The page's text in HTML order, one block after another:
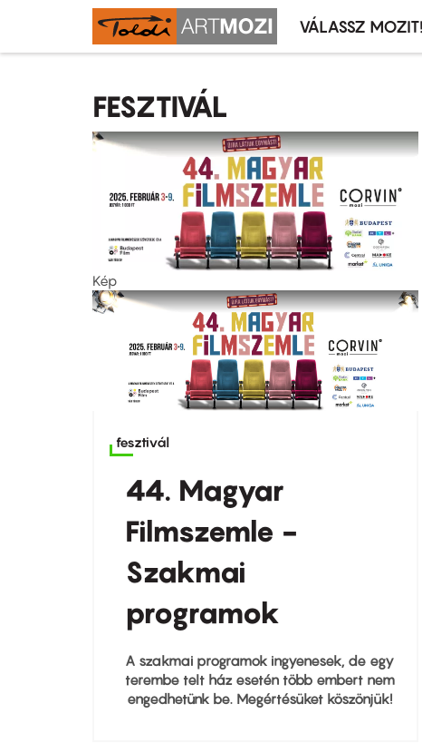
VÁLASSZ MOZIT!
FESZTIVÁL
Kép
fesztivál
44. Magyar
Filmszemle -
Szakmai
programok
A szakmai programok ingyenesek, de egy
terembe telt ház esetén több embert nem
engedhetünk be. Megértésüket köszönjük!